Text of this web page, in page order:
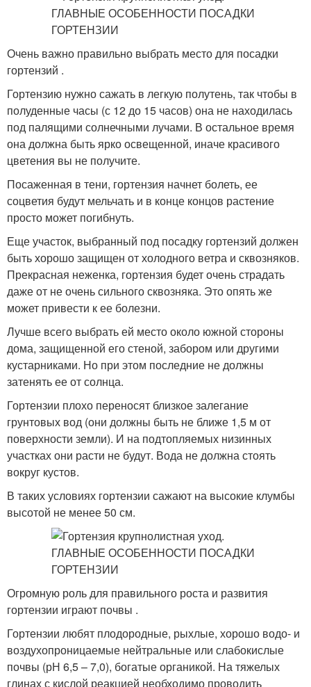
Очень важно правильно выбрать место для посадки
гортензий .
Гортензию нужно сажать в легкую полутень, так чтобы в
полуденные часы (с 12 до 15 часов) она не находилась
под палящими солнечными лучами. В остальное время
она должна быть ярко освещенной, иначе красивого
цветения вы не получите.
Посаженная в тени, гортензия начнет болеть, ее
соцветия будут мельчать и в конце концов растение
просто может погибнуть.
Еще участок, выбранный под посадку гортензий должен
быть хорошо защищен от холодного ветра и сквозняков.
Прекрасная неженка, гортензия будет очень страдать
даже от не очень сильного сквозняка. Это опять же
может привести к ее болезни.
Лучше всего выбрать ей место около южной стороны
дома, защищенной его стеной, забором или другими
кустарниками. Но при этом последние не должны
затенять ее от солнца.
Гортензии плохо переносят близкое залегание
грунтовых вод (они должны быть не ближе 1,5 м от
поверхности земли). И на подтопляемых низинных
участках они расти не будут. Вода не должна стоять
вокруг кустов.
В таких условиях гортензии сажают на высокие клумбы
высотой не менее 50 см.
Огромную роль для правильного роста и развития
гортензии играют почвы .
Гортензии любят плодородные, рыхлые, хорошо водо- и
воздухопроницаемые нейтральные или слабокислые
почвы (рН 6,5 – 7,0), богатые органикой. На тяжелых
глинах с кислой реакцией необходимо проводить